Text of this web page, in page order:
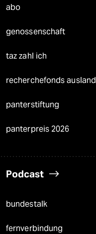
abo
genossenschaft
taz zahl ich
recherchefonds ausland
panterstiftung
panterpreis 2026
Podcast
bundestalk
fernverbindung